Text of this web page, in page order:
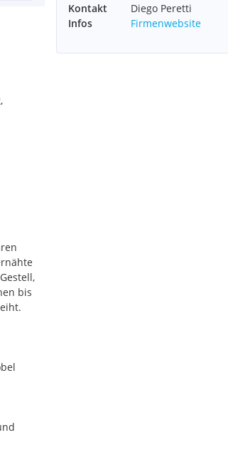
Kontakt
Diego Peretti
Infos
Firmenwebsite
bis